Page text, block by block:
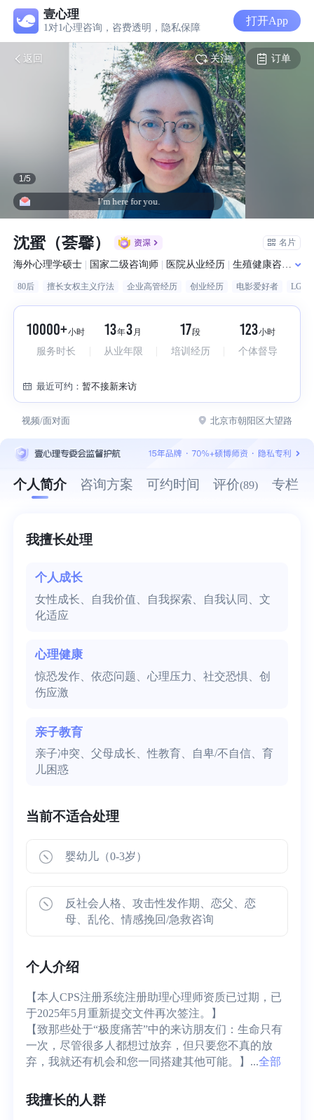
壹心理
1对1心理咨询，咨费透明，隐私保障
打开App
返回 关注 订单
1 /5
I’m here for you.
沈蜜（荟馨） 名片
海外心理学硕士 | 国家二级咨询师 | 医院从业经历 |生殖健康咨询师
80后 擅长女权主义疗法 企业高管经历 创业经历 电影爱好者
10000+小时
服务时长
13年3 月
从业年限
17段
培训经历
123小时
个体督导
最近可约：暂不接新来访
视频/面对面 北京市朝阳区大望路
个人简介 咨询方案 可约时间 评价(89) 专栏
我擅长处理
个人成长
女性成长、自我价值、自我探索、自我认同、文
化适应
心理健康
惊恐发作、依恋问题、心理压力、社交恐惧、创
伤应激
亲子教育
亲子冲突、父母成长、性教育、自卑/不自信、育
儿困惑
当前不适合处理
婴幼儿（0-3岁）
反社会人格、攻击性发作期、恋父、恋
母、乱伦、情感挽回/急救咨询
个人介绍
【本人CPS注册系统注册助理心理师资质已过期，已
于2025年5月重新提交文件再次签注。】
【致那些处于“极度痛苦”中的来访朋友们：生命只有
一次，尽管很多人都想过放弃，但只要您不真的放
弃，我就还有机会和您一同搭建其他可能。】...全部
我擅长的人群